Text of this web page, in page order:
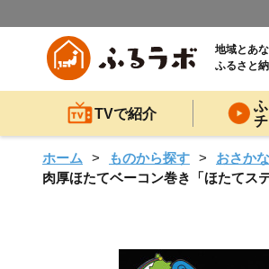
地域とあ
ふるさと
TVで紹介
ホーム ものから探す おさか
肉厚ほたてベーコン巻き「ほたてス